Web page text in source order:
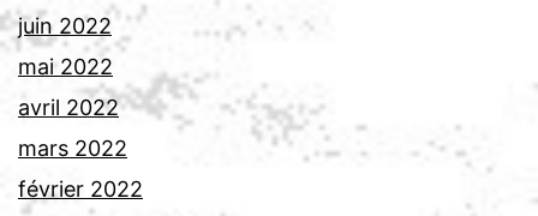
juin 2022
mai 2022
avril 2022
mars 2022
février 2022